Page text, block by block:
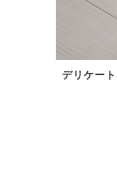
デリケー